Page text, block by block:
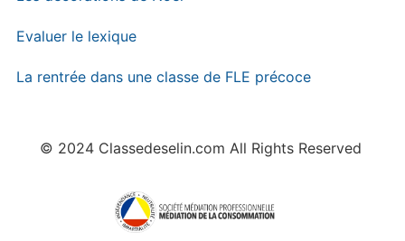
Evaluer le lexique
La rentrée dans une classe de FLE précoce
© 2024 Classedeselin.com All Rights Reserved